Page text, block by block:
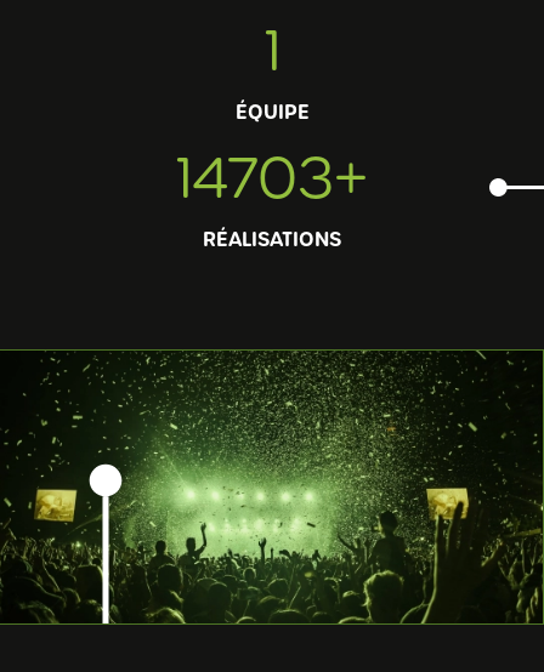
1
ÉQUIPE
14967+
RÉALISATIONS